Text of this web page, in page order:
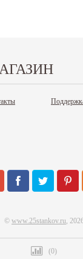
© www.25stankov.ru,
(0)